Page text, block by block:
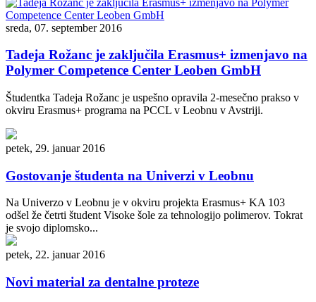
sreda, 07. september 2016
Tadeja Rožanc je zaključila Erasmus+ izmenjavo na
Polymer Competence Center Leoben GmbH
Študentka Tadeja Rožanc je uspešno opravila 2-mesečno prakso v
okviru Erasmus+ programa na PCCL v Leobnu v Avstriji.
petek, 29. januar 2016
Gostovanje študenta na Univerzi v Leobnu
Na Univerzo v Leobnu je v okviru projekta Erasmus+ KA 103
odšel že četrti študent Visoke šole za tehnologijo polimerov. Tokrat
je svojo diplomsko...
petek, 22. januar 2016
Novi material za dentalne proteze